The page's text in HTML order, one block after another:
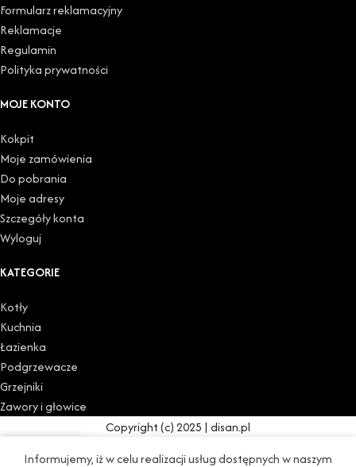
Formularz reklamacyjny
Reklamacje
Regulamin
Polityka prywatności
MOJE KONTO
Kokpit
Moje zamówienia
Do pobrania
Moje adresy
Szczegóły konta
Wyloguj
KATEGORIE
Kotły
Kuchnia
Łazienka
Podgrzewacze
Grzejniki
Zawory i głowice
Copyright (c) 2025 | disan.pl
Informujemy, iż w celu realizacji usług dostępnych w naszym